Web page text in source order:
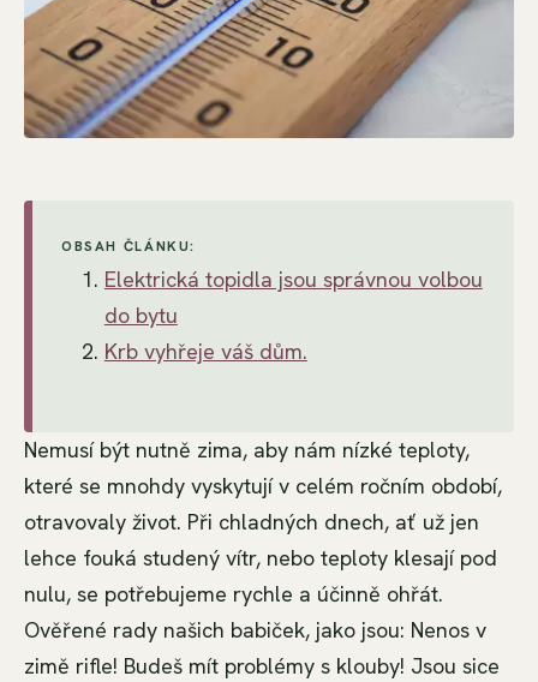
OBSAH ČLÁNKU:
Elektrická topidla jsou správnou volbou
do bytu
Krb vyhřeje váš dům.
Nemusí být nutně zima, aby nám nízké teploty,
které se mnohdy vyskytují v celém ročním období,
otravovaly život. Při chladných dnech, ať už jen
lehce fouká studený vítr, nebo teploty klesají pod
nulu, se potřebujeme rychle a účinně ohřát.
Ověřené rady našich babiček, jako jsou: Nenos v
zimě rifle! Budeš mít problémy s klouby! Jsou sice